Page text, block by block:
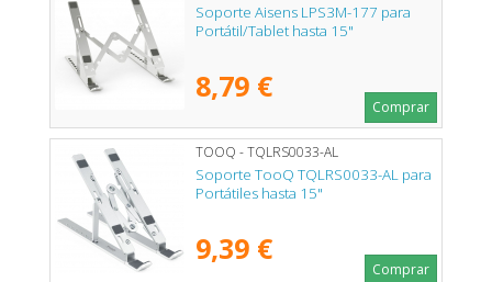
Soporte Aisens LPS3M-177 para
Portátil/Tablet hasta 15"
8,79 €
Comprar
TOOQ - TQLRS0033-AL
Soporte TooQ TQLRS0033-AL para
Portátiles hasta 15"
9,39 €
Comprar